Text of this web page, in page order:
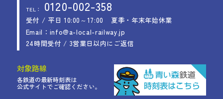
TEL： 0120-002-358
受付 / 平日 10:00～17:00
夏季・年末年始休業
Email：info@a-local-railway.jp
24時間受付 / 3営業日以内にご返信
対象路線
各鉄道の最新時刻表は
公式サイトでご確認ください。